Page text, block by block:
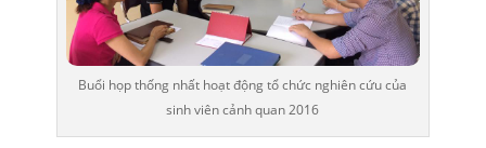
Buổi họp thống nhất hoạt động tổ chức nghiên cứu của
sinh viên cảnh quan 2016